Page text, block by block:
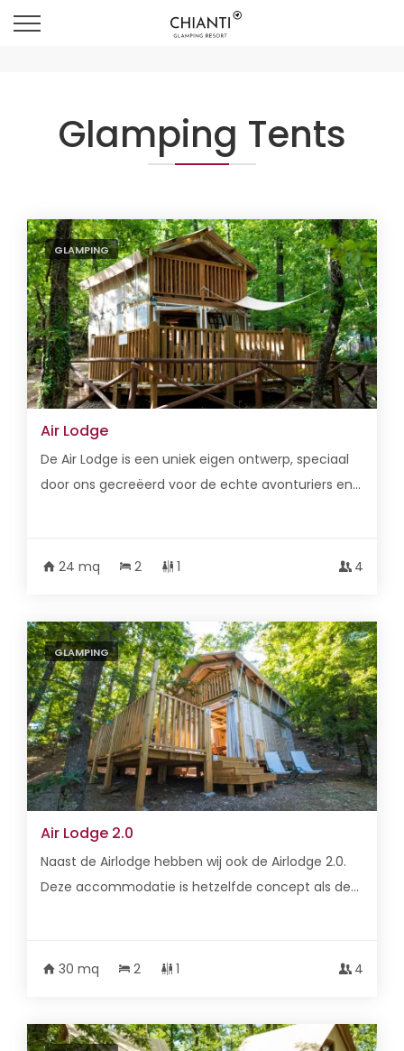
Glamping Tents
GLAMPING
Air Lodge
De Air Lodge is een uniek eigen ontwerp, speciaal
door ons gecreëerd voor de echte avonturiers en...
24 mq 2 1 4
GLAMPING
Air Lodge 2.0
Naast de Airlodge hebben wij ook de Airlodge 2.0.
Deze accommodatie is hetzelfde concept als de...
30 mq 2 1 4